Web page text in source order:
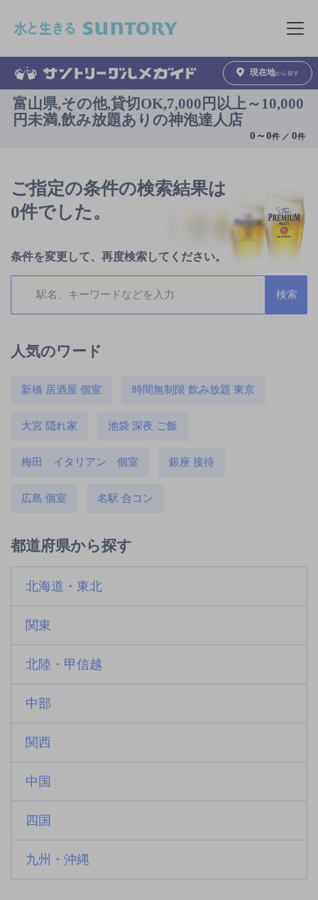
メニュ
現在地から探す
富山県,その他,貸切OK,7,000円以上～10,000
円未満,飲み放題ありの神泡達人店
0 ～0件 ／0件
ご指定の条件の検索結果は
0件でした。
条件を変更して、再度検索してください。
人気のワード
新橋 居酒屋 個室 時間無制限 飲み放題 東京
大宮 隠れ家 池袋 深夜 ご飯
梅田 イタリアン 個室 銀座 接待
広島 個室 名駅 合コン
都道府県から探す
北海道・東北
関東
北陸・甲信越
中部
関西
中国
四国
九州・沖縄